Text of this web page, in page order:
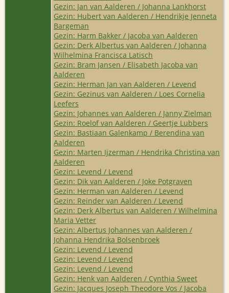
Gezin: Jan van Aalderen / Johanna Lankhorst
Gezin: Hubert van Aalderen / Hendrikje Jenneta
Bargeman
Gezin: Harm Bakker / Jacoba van Aalderen
Gezin: Derk Albertus van Aalderen / Johanna
Wilhelmina Francisca Latisch
Gezin: Bram Jansen / Elisabeth Jacoba van
Aalderen
Gezin: Herman Jan van Aalderen / Levend
Gezin: Gezinus van Aalderen / Loes Cornelia
Leefers
Gezin: Johannes van Aalderen / Janny Zielman
Gezin: Roelof van Aalderen / Geertje Lubbers
Gezin: Bastiaan Galenkamp / Berendina van
Aalderen
Gezin: Marten Ijzerman / Hendrika Christina van
Aalderen
Gezin: Levend / Levend
Gezin: Dik van Aalderen / Joke Potgraven
Gezin: Herman van Aalderen / Levend
Gezin: Reinder van Aalderen / Levend
Gezin: Derk Albertus van Aalderen / Wilhelmina
Maria Vetter
Gezin: Albertus Johannes van Aalderen /
Johanna Hendrika Bolsenbroek
Gezin: Levend / Levend
Gezin: Levend / Levend
Gezin: Levend / Levend
Gezin: Henk van Aalderen / Cynthia Sweet
Gezin: Jacques Joseph Theodore Vos / Jacoba